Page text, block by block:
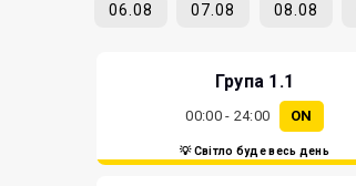
06.08 07.08 08.08
Група 1.1
00:00 - 24:00 ON
💡 Світло буде весь день